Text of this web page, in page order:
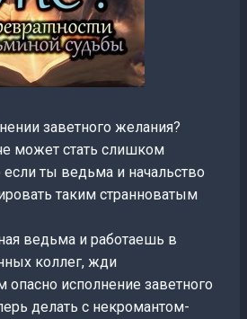
заветного желания?
может стать слишком
ты ведьма и начальство
таким странноватым
ведьма и работаешь в
коллег, жди
опасно исполнение заветного
делать с некромантом-